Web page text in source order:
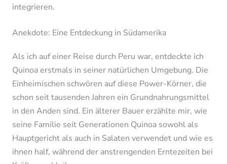
integrieren.
Anekdote: Eine Entdeckung in Südamerika
Als ich auf einer Reise durch Peru war, entdeckte ich
Quinoa erstmals in seiner natürlichen Umgebung. Die
Einheimischen schwören auf diese Power-Körner, die
schon seit tausenden Jahren ein Grundnahrungsmittel
in den Anden sind. Ein älterer Bauer erzählte mir, wie
seine Familie seit Generationen Quinoa sowohl als
Hauptgericht als auch in Salaten verwendet und wie es
ihnen half, während der anstrengenden Erntezeiten bei